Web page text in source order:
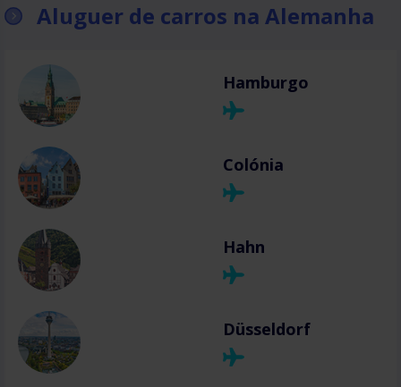
Aluguer de carros na Alemanha
Hamburgo
Colónia
Hahn
Düsseldorf